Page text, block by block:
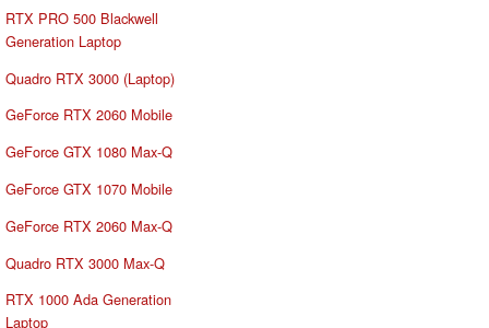
RTX PRO 500 Blackwell
Generation Laptop
Quadro RTX 3000 (Laptop)
GeForce RTX 2060 Mobile
GeForce GTX 1080 Max-Q
GeForce GTX 1070 Mobile
GeForce RTX 2060 Max-Q
Quadro RTX 3000 Max-Q
RTX 1000 Ada Generation
Laptop